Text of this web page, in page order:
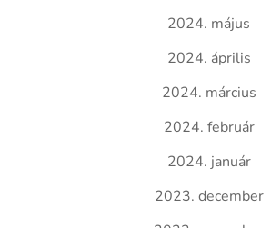
2024. május
2024. április
2024. március
2024. február
2024. január
2023. december